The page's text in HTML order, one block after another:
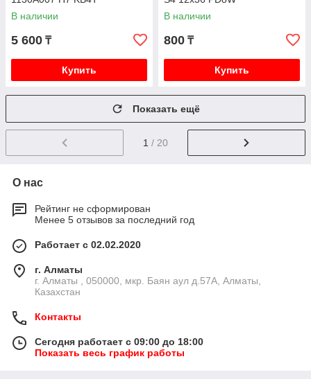
В наличии
5 600 ₸
Купить
В наличии
800 ₸
Купить
Показать ещё
1 / 20
О нас
Рейтинг не сформирован
Менее 5 отзывов за последний год
Работает с 02.02.2020
г. Алматы
г. Алматы , 050000, мкр. Баян аул д.57А, Алматы,
Казахстан
Контакты
Сегодня работает с 09:00 до 18:00
Показать весь график работы